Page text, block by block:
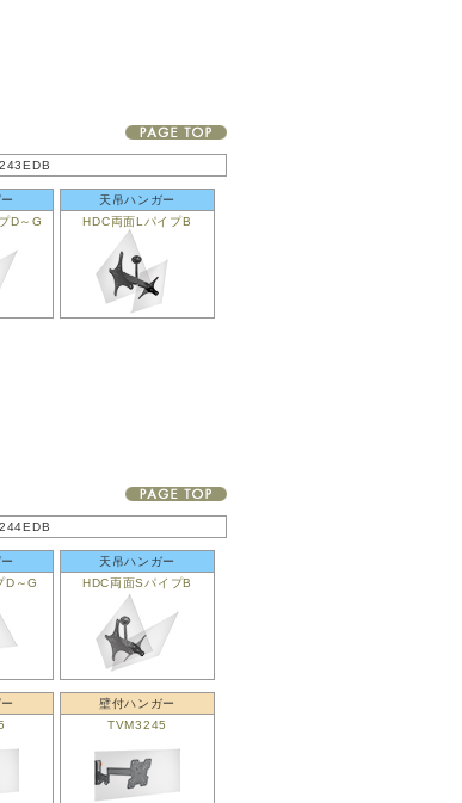
D～G
天吊ハンガー
HDC両面LパイプB
D～G
天吊ハンガー
HDC両面SパイプB
壁付ハンガー
TVM3245